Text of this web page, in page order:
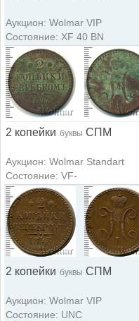
Аукцион: Wolmar VIP
Состояние: XF 40 BN
2 копейки буквы СПМ
Аукцион: Wolmar Standart
Состояние: VF-
2 копейки буквы СПМ
Аукцион: Wolmar VIP
Состояние: UNC